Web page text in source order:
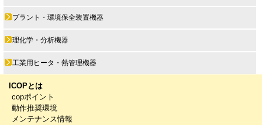
プラント・環境保全装置機器
理化学・分析機器
工業用ヒータ・熱管理機器
ICOPとは
copポイント
動作推奨環境
メンテナンス情報